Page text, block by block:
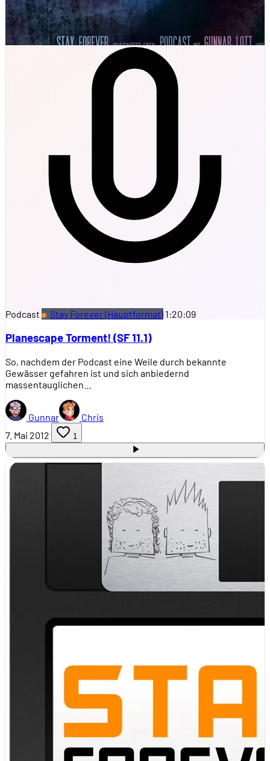
Podcast Stay Forever (Hauptformat) 1:20:09
Planescape Torment! (SF 11.1)
So, nachdem der Podcast eine Weile durch bekannte
Gewässer gefahren ist und sich anbiedernd
massentauglichen…
Gunnar
Chris
7. Mai 2012
1